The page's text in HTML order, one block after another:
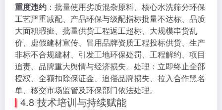
重度违约 ：批量使用劣质混杂原料、核心水洗筛分环保
工艺严重减配、产品环保与级配指标批量不达标、品质
大面积瑕疵、批量供货工程返工超标、大规模串货乱
价、虚假建材宣传、冒用品牌资质工程投标供货、生产
非标不合规建材、引发工地环保处罚、工程解约、项目
追责、品牌重大舆情与经济损失。处理：立即终止全部
授权、全额扣除保证金、追偿品牌损失、拉入合作黑名
单、移交市场监管及环保部门依法处理。
4.8 技术培训与持续赋能